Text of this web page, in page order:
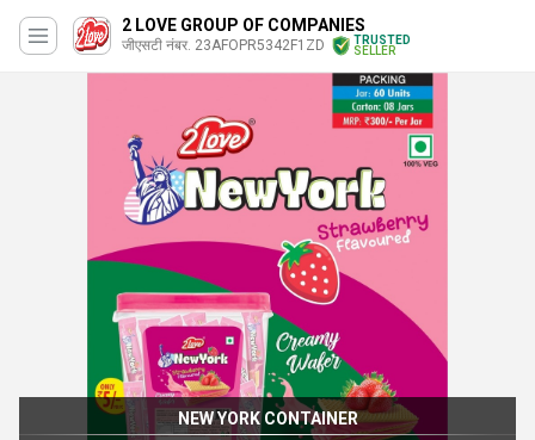
2 LOVE GROUP OF COMPANIES
जीएसटी नंबर. 23AFOPR5342F1ZD
TRUSTED
SELLER
NEW YORK CONTAINER